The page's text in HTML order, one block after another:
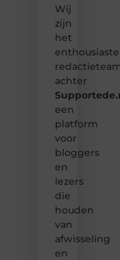
Wij
zijn
het
enthousiaste
achter
een
platform
voor
bloggers
en
lezers
die
houden
van
afwisseling
en